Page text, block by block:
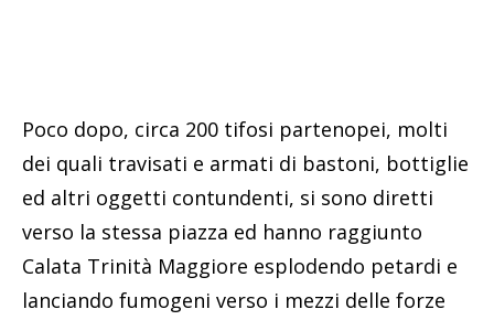
Poco dopo, circa 200 tifosi partenopei, molti
dei quali travisati e armati di bastoni, bottiglie
ed altri oggetti contundenti, si sono diretti
verso la stessa piazza ed hanno raggiunto
Calata Trinità Maggiore esplodendo petardi e
lanciando fumogeni verso i mezzi delle forze